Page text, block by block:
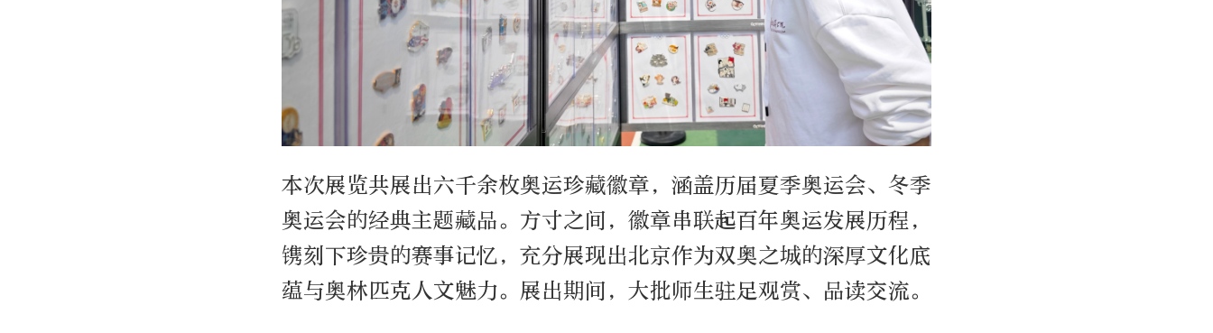
本次展览共展出六千余枚奥运珍藏徽章，涵盖历届夏季奥运会、冬季
奥运会的经典主题藏品。方寸之间，徽章串联起百年奥运发展历程，
镌刻下珍贵的赛事记忆，充分展现出北京作为双奥之城的深厚文化底
蕴与奥林匹克人文魅力。展出期间，大批师生驻足观赏、品读交流。